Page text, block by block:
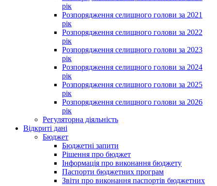
рік
Розпорядження селищного голови за 2021
рік
Розпорядження селищного голови за 2022
рік
Розпорядження селищного голови за 2023
рік
Розпорядження селищного голови за 2024
рік
Розпорядження селищного голови за 2025
рік
Розпорядження селищного голови за 2026
рік
Регуляторна діяльність
Відкриті дані
Бюджет
Бюджетні запити
Рішення про бюджет
Інформація про виконання бюджету
Паспорти бюджетних програм
Звіти про виконання паспортів бюджетних